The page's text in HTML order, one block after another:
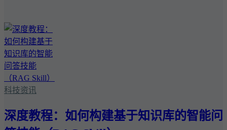
科技资讯
深度教程：如何构建基于知识库的智能问